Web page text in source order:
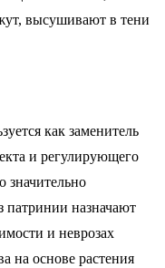
высушивают в тени
как заменитель
и регулирующего
значительно
патринии назначают
и неврозах
на основе растения